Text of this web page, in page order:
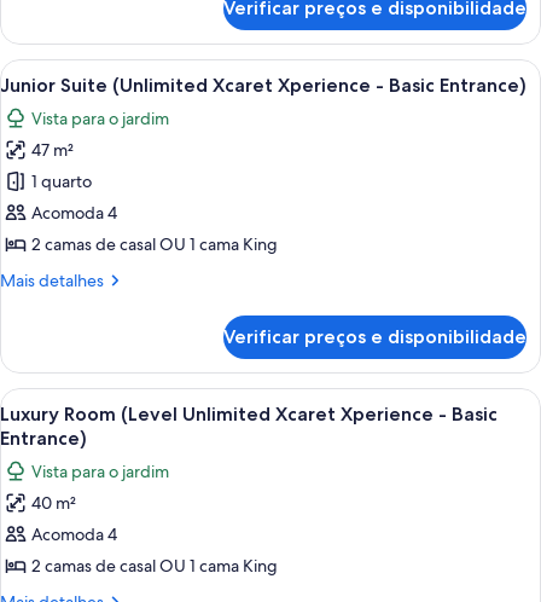
-
Basic
Entrance)
Room
(Concierge,
Unlimited
Xcaret
Xperience
Basic
Entrance)
Verificar preços e disponibilidade
Carrega
todas
as
fotos
de
Junior
Suite
Xcaret
Basic
Entrance)
1 quarto, roupas de cama premium,
7
Junior Suite (Unlimited Xcaret Xperience - Basic Entrance)
Vista para o jardim
47 m²
1 quarto
Acomoda 4
2 camas de casal OU 1 cama King
Mais detalhes
Mais
Suite
(Unlimited
Xcaret
Xperience
Basic
Entrance)
Verificar preços e disponibilidade
Carrega
todas
as
fotos
de
Luxury
Room
(Level
Quarto de hotel com uma cama
10
Luxury Room (Level Unlimited Xcaret Xperience - Basic
Entrance)
Vista para o jardim
40 m²
Acomoda 4
2 camas de casal OU 1 cama King